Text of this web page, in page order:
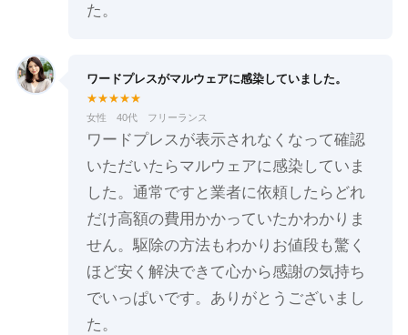
た。
ワードプレスがマルウェアに感染していました。
★★★★★
女性 40代 フリーランス
ワードプレスが表示されなくなって確認
いただいたらマルウェアに感染していま
した。通常ですと業者に依頼したらどれ
だけ高額の費用かかっていたかわかりま
せん。駆除の方法もわかりお値段も驚く
ほど安く解決できて心から感謝の気持ち
でいっぱいです。ありがとうございまし
た。